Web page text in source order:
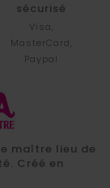
sécurisé
Visa,
MasterCard,
Paypal
maître lieu de
Créé en